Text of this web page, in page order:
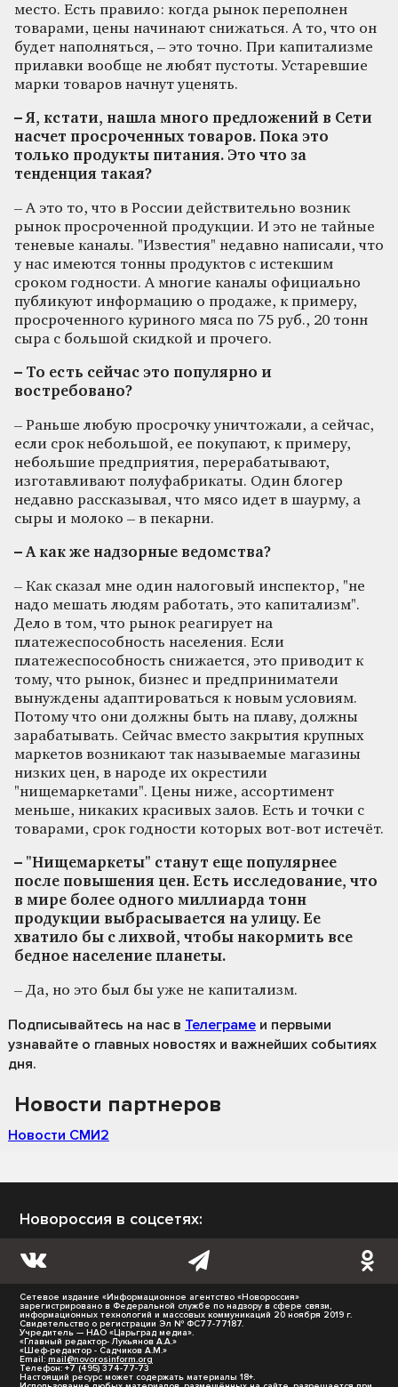
место. Есть правило: когда рынок переполнен
товарами, цены начинают снижаться. А то, что он
будет наполняться, – это точно. При капитализме
прилавки вообще не любят пустоты. Устаревшие
марки товаров начнут уценять.
– Я, кстати, нашла много предложений в Сети
насчет просроченных товаров. Пока это
только продукты питания. Это что за
тенденция такая?
– А это то, что в России действительно возник
рынок просроченной продукции. И это не тайные
теневые каналы. "Известия" недавно написали, что
у нас имеются тонны продуктов с истекшим
сроком годности. А многие каналы официально
публикуют информацию о продаже, к примеру,
просроченного куриного мяса по 75 руб., 20 тонн
сыра с большой скидкой и прочего.
– То есть сейчас это популярно и
востребовано?
– Раньше любую просрочку уничтожали, а сейчас,
если срок небольшой, ее покупают, к примеру,
небольшие предприятия, перерабатывают,
изготавливают полуфабрикаты. Один блогер
недавно рассказывал, что мясо идет в шаурму, а
сыры и молоко – в пекарни.
– А как же надзорные ведомства?
– Как сказал мне один налоговый инспектор, "не
надо мешать людям работать, это капитализм".
Дело в том, что рынок реагирует на
платежеспособность населения. Если
платежеспособность снижается, это приводит к
тому, что рынок, бизнес и предприниматели
вынуждены адаптироваться к новым условиям.
Потому что они должны быть на плаву, должны
зарабатывать. Сейчас вместо закрытия крупных
маркетов возникают так называемые магазины
низких цен, в народе их окрестили
"нищемаркетами". Цены ниже, ассортимент
меньше, никаких красивых залов. Есть и точки с
товарами, срок годности которых вот-вот истечёт.
– "Нищемаркеты" станут еще популярнее
после повышения цен. Есть исследование, что
в мире более одного миллиарда тонн
продукции выбрасывается на улицу. Ее
хватило бы с лихвой, чтобы накормить все
бедное население планеты.
– Да, но это был бы уже не капитализм.
Подписывайтесь на нас в Телеграме и первыми
узнавайте о главных новостях и важнейших событиях
дня.
Новости партнеров
Новости СМИ2
Новороссия в соцсетях:
Сетевое издание «Информационное агентство «Новороссия»
зарегистрировано в Федеральной службе по надзору в сфере связи,
информационных технологий и массовых коммуникаций 20 ноября 2019 г.
Свидетельство о регистрации Эл № ФС77-77187.
Учредитель — НАО «Царьград медиа».
«Главный редактор- Лукьянов А.А.»
«Шеф-редактор - Садчиков А.М.»
Email: mail@novorosinform.org
Телефон: +7 (495) 374-77-73
Настоящий ресурс может содержать материалы 18+.